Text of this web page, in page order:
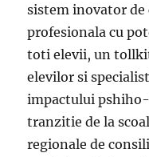
sistem inovator
profesionala cu
toti elevii, un
elevilor si
impactului
tranzitie de la
regionale de